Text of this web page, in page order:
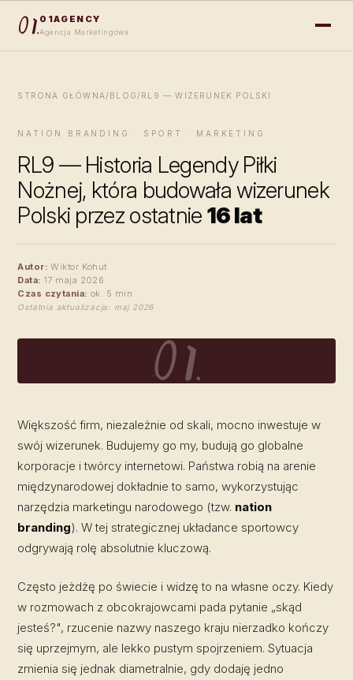
01AGENCY
Agencja Marketingowa
STRONA GŁÓWNA / BLOG / RL9 — WIZERUNEK POLSKI
NATION BRANDING · SPORT · MARKETING
RL9 — Historia Legendy Piłki
Nożnej, która budowała wizerunek
Polski przez ostatnie 16 lat
Autor: Wiktor Kohut
Data: 17 maja 2026
Czas czytania: ok. 5 min
Ostatnia aktualizacja: maj 2026
Większość firm, niezależnie od skali, mocno inwestuje w
swój wizerunek. Budujemy go my, budują go globalne
korporacje i twórcy internetowi. Państwa robią na arenie
międzynarodowej dokładnie to samo, wykorzystując
narzędzia marketingu narodowego (tzw. nation
branding). W tej strategicznej układance sportowcy
odgrywają rolę absolutnie kluczową.
Często jeżdżę po świecie i widzę to na własne oczy. Kiedy
w rozmowach z obcokrajowcami pada pytanie „skąd
jesteś?", rzucenie nazwy naszego kraju nierzadko kończy
się uprzejmym, ale lekko pustym spojrzeniem. Sytuacja
zmienia się jednak diametralnie, gdy dodaję jedno